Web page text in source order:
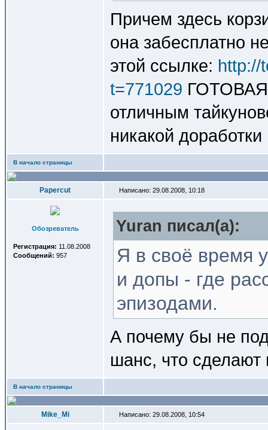
Причем здесь
она забесплатно
этой ссылке: http://
t=771029 ГОТОВАЯ
отличным
никакой доработки
В начало страницы
Papercut Написано: 29.08.2008, 10:18
Обозреватель
Регистрация: 11.08.2008
Сообщений: 957
Yuran писал(a):
Я в своё время
и допы - где
эпизодами.
А почему бы не
шанс, что
В начало страницы
Mike_Mi Написано: 29.08.2008, 10:54